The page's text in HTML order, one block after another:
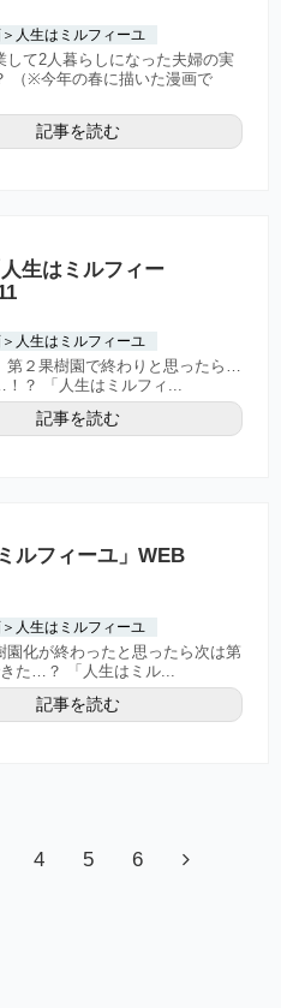
人生はミルフィーユ
して2人暮らしになった夫婦の実
（※今年の春に描いた漫画で
記事を読む
生はミルフィー
人生はミルフィーユ
第２果樹園で終わりと思ったら…
？ 「人生はミルフィ...
記事を読む
ルフィーユ」WEB
人生はミルフィーユ
園化が終わったと思ったら次は第
た…？ 「人生はミル...
記事を読む
4 5 6